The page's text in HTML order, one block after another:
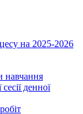
на 2025-2026
навчання
денної